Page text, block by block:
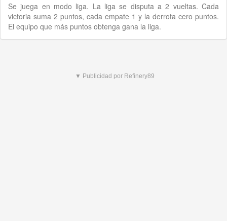
Se juega en modo liga. La liga se disputa a 2 vueltas. Cada
victoria suma 2 puntos, cada empate 1 y la derrota cero puntos.
El equipo que más puntos obtenga gana la liga.
▼ Publicidad por Refinery89